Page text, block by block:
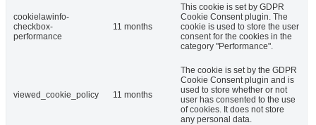
cookielawinfo-
checkbox-
performance
11 months
This cookie is set by GDPR
Cookie Consent plugin. The
cookie is used to store the user
consent for the cookies in the
category "Performance".
viewed_cookie_policy 11 months
The cookie is set by the GDPR
Cookie Consent plugin and is
used to store whether or not
user has consented to the use
of cookies. It does not store
any personal data.